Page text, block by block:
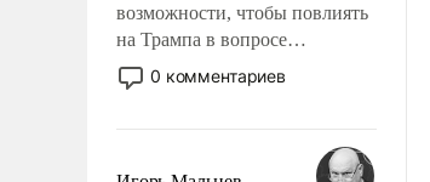
возможности, чтобы повлиять
на Трампа в вопросе
предоставления вооружений
своим нанимателям. Вероятно,
консультирует Киев, пришла в
голову мысль: хорошо бы
0 комментариев